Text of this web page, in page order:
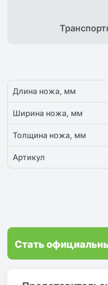
Длина ножа, мм
Ширина ножа, мм
Толщина ножа, мм
Артикул
Стать